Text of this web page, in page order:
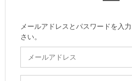
メールアドレスとパスワードを入
さい。